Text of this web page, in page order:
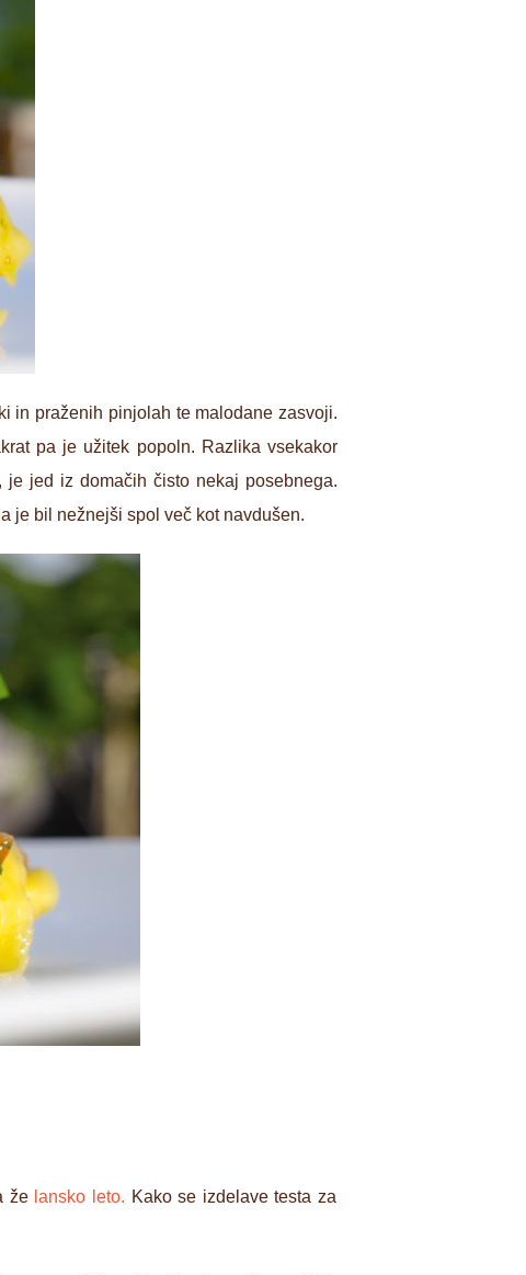
in praženih pinjolah te malodane zasvoji.
pa je užitek popoln. Razlika vsekakor
jed iz domačih čisto nekaj posebnega.
je bil nežnejši spol več kot navdušen.
že lansko leto. Kako se izdelave testa za